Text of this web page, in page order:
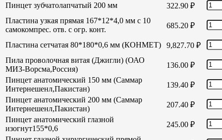
Пинцет зубчатолапчатый 200 мм 322.90 ₽
Пластина узкая прямая 167*12*4,0 мм с 10
самокомпрес. отв. с огр. конт.
685.20 ₽
Пластина сетчатая 80*180*0,6 мм (КОНМЕТ) 9,827.70 ₽
Пила проволочная витая (Джигли) (ОАО
МИЗ-Ворсма,Россия)
136.00 ₽
Пинцет анатомический 150 мм (Саммар
Интернешенл,Пакистан)
139.40 ₽
Пинцет анатомический 200 мм (Саммар
Интернешенл,Пакистан)
207.40 ₽
Пинцет анатомический глазной
изогнут155*0,6
245.00 ₽